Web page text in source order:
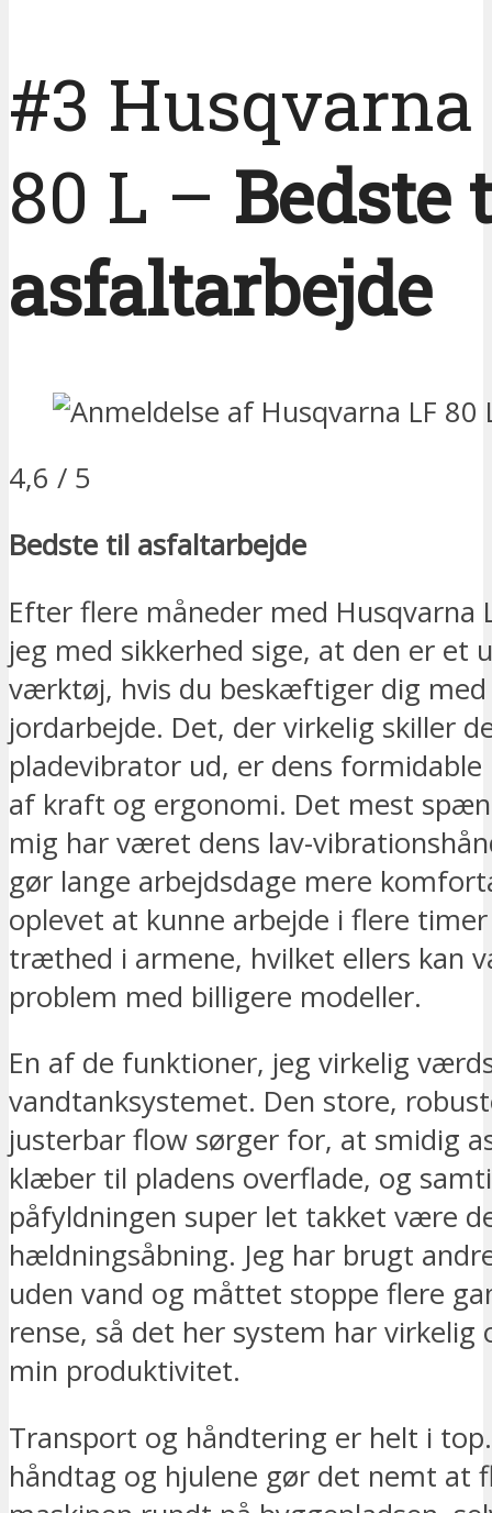
#3 Husqvarna
80 L – Bedste
asfaltarbejde
4,6 / 5
Bedste til asfaltarbejde
Efter flere måneder med Husqvarna
jeg med sikkerhed sige, at den er et
værktøj, hvis du beskæftiger dig
jordarbejde. Det, der virkelig skiller
pladevibrator ud, er dens
af kraft og ergonomi. Det mest
mig har været dens lav-
gør lange arbejdsdage mere
oplevet at kunne arbejde i flere
træthed i armene, hvilket ellers kan
problem med billigere modeller.
En af de funktioner, jeg virkelig
vandtanksystemet. Den store,
justerbar flow sørger for, at smidig
klæber til pladens overflade, og
påfyldningen super let takket være
hældningsåbning. Jeg har brugt
uden vand og måttet stoppe flere
rense, så det her system har
min produktivitet.
Transport og håndtering er helt i
håndtag og hjulene gør det nemt at